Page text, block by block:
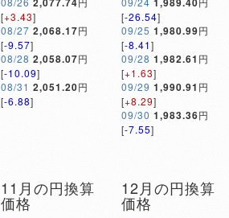
[+3.43]
08/27 2,068.17円
[-9.57]
08/28 2,058.07円
[-10.09]
08/31 2,051.20円
[-6.88]
[-26.54]
09/25 1,980.99円
[-8.41]
09/28 1,982.61 円
[+1.63]
09/29 1,990.91 円
[+8.29]
09/30 1,983.36円
[-7.55]
11月の円換算
価格
12月の円換算
価格